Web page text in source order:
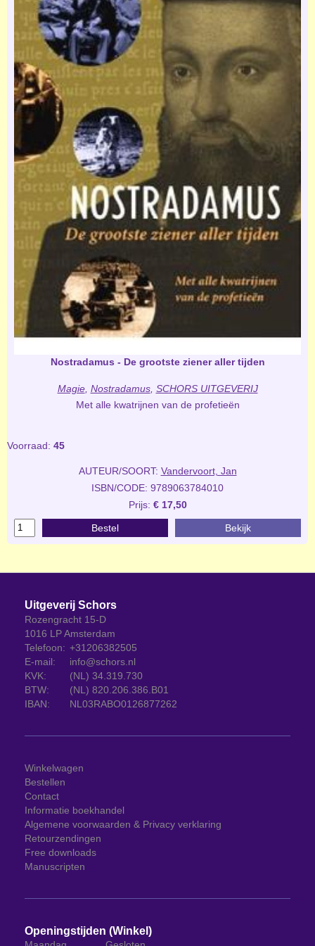
Nostradamus - De grootste ziener aller tijden
Magie, Nostradamus, SCHORS UITGEVERIJ
Met alle kwatrijnen van de profetieën
Voorraad: 45
AUTEUR/SOORT: Vandervoort, Jan
ISBN/CODE: 9789063784010
Prijs: € 17,50
Bestel Bekijk
Uitgeverij Schors
Rozengracht 15-D
1016 LP Amsterdam
Telefoon: +31206382505
E-mail:
info@schors.nl
KVK:
(NL) 34.319.730
BTW:
(NL) 820.206.386.B01
IBAN:
NL03RABO0126877262
Winkelwagen
Bestellen
Contact
Informatie boekhandel
Algemene voorwaarden & Privacy verklaring
Retourzendingen
Free downloads
Manuscripten
Openingstijden (Winkel)